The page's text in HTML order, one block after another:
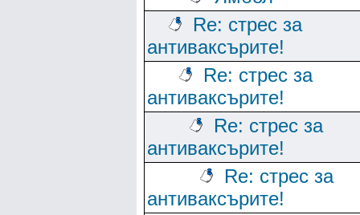
Re: стрес за
антиваксърите!
Re: стрес за
антиваксърите!
Re: стрес за
антиваксърите!
Re: стрес за
антиваксърите!